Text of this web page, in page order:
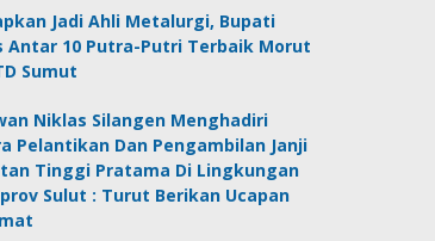
Jadi Ahli Metalurgi, Bupati
Antar 10 Putra-Putri Terbaik Morut
Sumut
Niklas Silangen Menghadiri
Pelantikan Dan Pengambilan Janji
Tinggi Pratama Di Lingkungan
Sulut : Turut Berikan Ucapan